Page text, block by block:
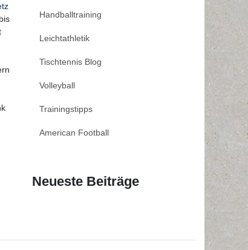
Handballtraining
Leichtathletik
Tischtennis Blog
Volleyball
Trainingstipps
American Football
Neueste Beiträge